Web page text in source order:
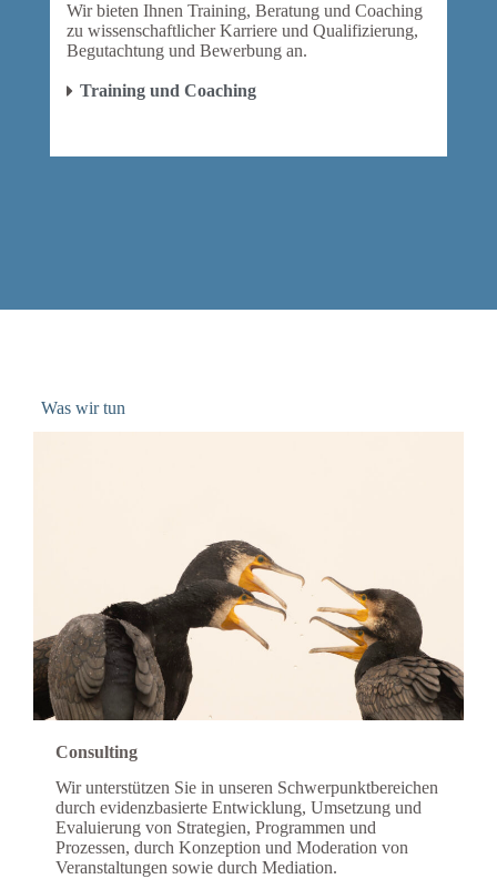
Wir bieten Ihnen Training, Beratung und Coaching
zu wissenschaftlicher Karriere und Qualifizierung,
Begutachtung und Bewerbung an.
Training und Coaching
Was wir tun
Consulting
Wir unterstützen Sie in unseren Schwerpunktbereichen
durch evidenzbasierte Entwicklung, Umsetzung und
Evaluierung von Strategien, Programmen und
Prozessen, durch Konzeption und Moderation von
Veranstaltungen sowie durch Mediation.